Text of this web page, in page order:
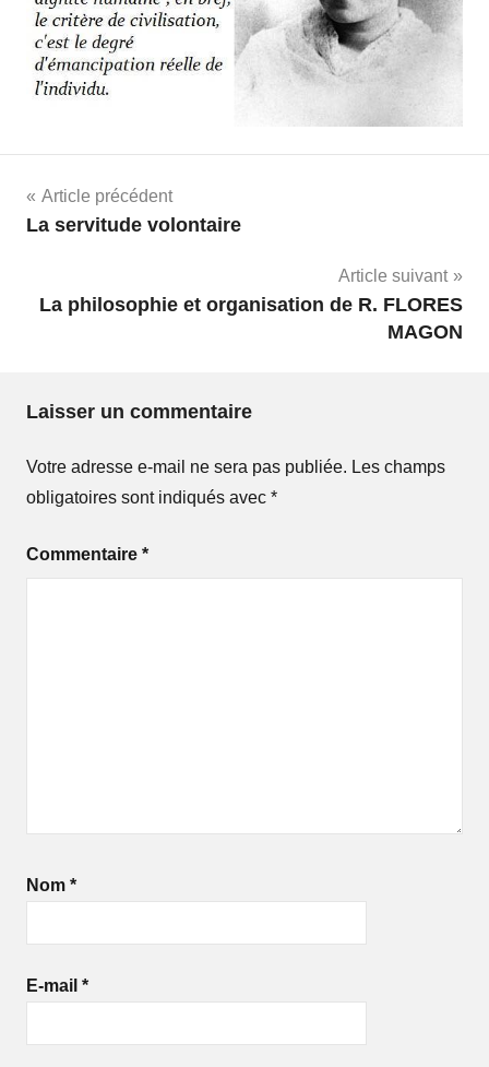
Navigation
Article précédent
La servitude volontaire
Article suivant
La philosophie et organisation de R. FLORES
MAGON
Laisser un commentaire
Votre adresse e-mail ne sera pas publiée. Les champs
obligatoires sont indiqués avec *
Commentaire *
Nom *
E-mail *